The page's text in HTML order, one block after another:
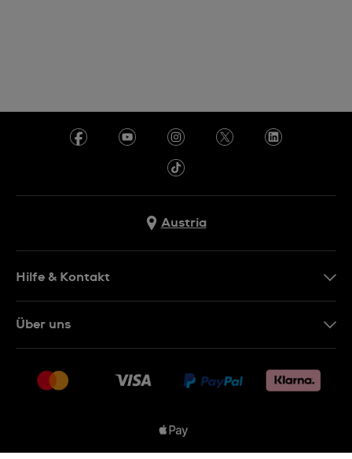
Austria
Hilfe & Kontakt
Rückgaberecht
Über uns
Jobs